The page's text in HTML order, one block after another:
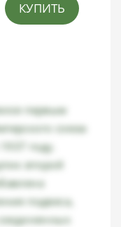
КУПИТЬ
первым
союза
году.
второй
подвеса,